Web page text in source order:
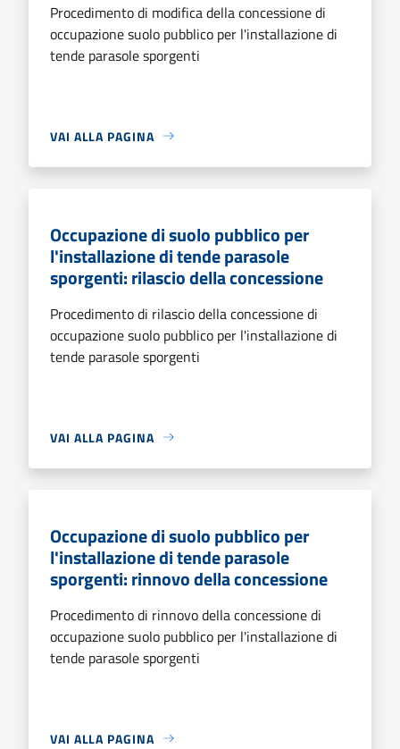
Procedimento di modifica della concessione di
occupazione suolo pubblico per l'installazione di
tende parasole sporgenti
VAI ALLA PAGINA
Occupazione di suolo pubblico per
l'installazione di tende parasole
sporgenti: rilascio della concessione
Procedimento di rilascio della concessione di
occupazione suolo pubblico per l'installazione di
tende parasole sporgenti
VAI ALLA PAGINA
Occupazione di suolo pubblico per
l'installazione di tende parasole
sporgenti: rinnovo della concessione
Procedimento di rinnovo della concessione di
occupazione suolo pubblico per l'installazione di
tende parasole sporgenti
VAI ALLA PAGINA